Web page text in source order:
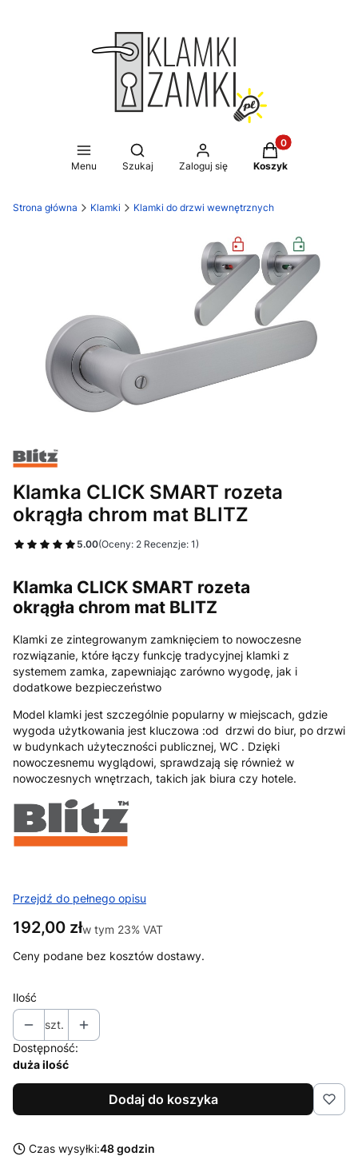
Menu
Otwórz wyszukiwarkę
Szukaj Zaloguj się
Produkty w
Koszyk
Strona główna Klamki Klamki do drzwi wewnętrznych
Klamka CLICK SMART rozeta
okrągła chrom mat BLITZ
5.00(Oceny: 2 Recenzje: 1)
Klamka CLICK SMART rozeta
okrągła chrom mat BLITZ
Klamki ze zintegrowanym zamknięciem to nowoczesne
rozwiązanie, które łączy funkcję tradycyjnej klamki z
systemem zamka, zapewniając zarówno wygodę, jak i
dodatkowe bezpieczeństwo
Model klamki jest szczególnie popularny w miejscach, gdzie
wygoda użytkowania jest kluczowa :od drzwi do biur, po drzwi
w budynkach użyteczności publicznej, WC . Dzięki
nowoczesnemu wyglądowi, sprawdzają się również w
nowoczesnych wnętrzach, takich jak biura czy hotele.
Przejdź do pełnego opisu
Cena
192,00 złw tym 23% VAT
w tym 23% VAT
Ceny podane bez kosztów dostawy.
Ilość
szt.
Dostępność:
duża ilość
Dodaj do koszyka
Czas wysyłki:48 godzin